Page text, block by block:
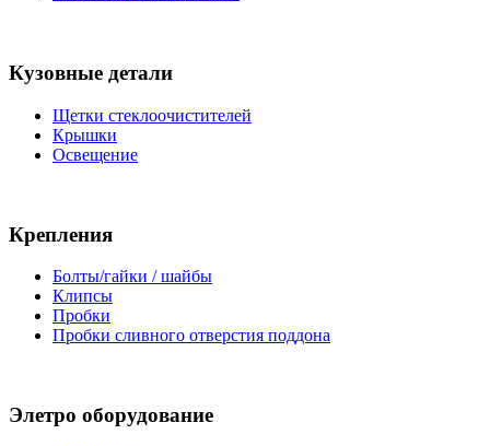
Кузовные детали
Щетки стеклоочистителей
Крышки
Освещение
Крепления
Болты/гайки / шайбы
Клипсы
Пробки
Пробки сливного отверстия поддона
Элетро оборудование